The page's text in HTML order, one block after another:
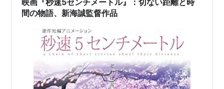
映画『秒速5センチメートル』：切ない距離と時
間の物語、新海誠監督作品